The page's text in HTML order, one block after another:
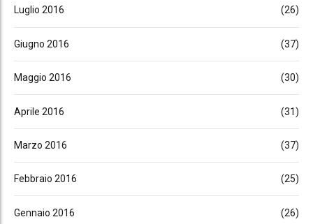
Luglio 2016 (26)
Giugno 2016 (37)
Maggio 2016 (30)
Aprile 2016 (31)
Marzo 2016 (37)
Febbraio 2016 (25)
Gennaio 2016 (26)